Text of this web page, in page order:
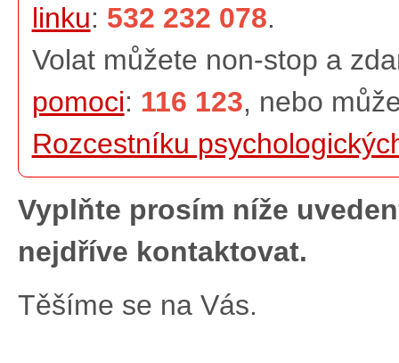
linku: 532 232 078.
Volat můžete non-stop a
pomoci: 116 123, nebo
Rozcestníku
Vyplňte prosím níže
nejdříve kontaktovat.
Těšíme se na Vás.